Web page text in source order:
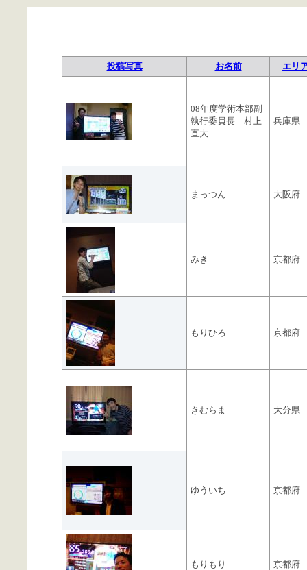
投稿写真 お名前 エリ
08年度学術本部副
執行委員長 村上
直大
兵庫県
まっつん 大阪府
みき 京都府
もりひろ 京都府
きむらま 大分県
ゆういち 京都府
もりもり 京都府